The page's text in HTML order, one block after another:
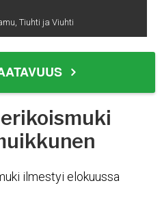
Tiuhti ja Viuhti
ilmestyi elokuussa